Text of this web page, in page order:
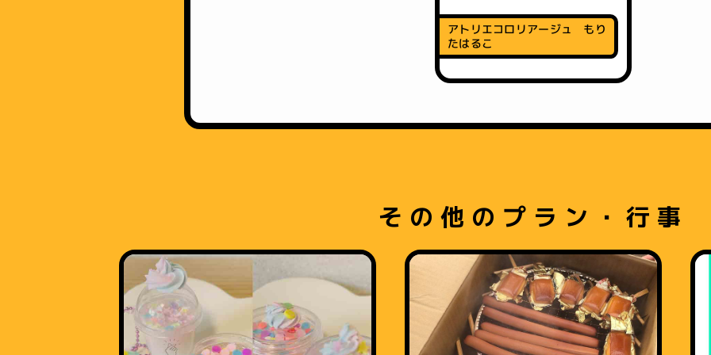
アトリエコロリアージュ もり
たはるこ
その他のプラン・行事